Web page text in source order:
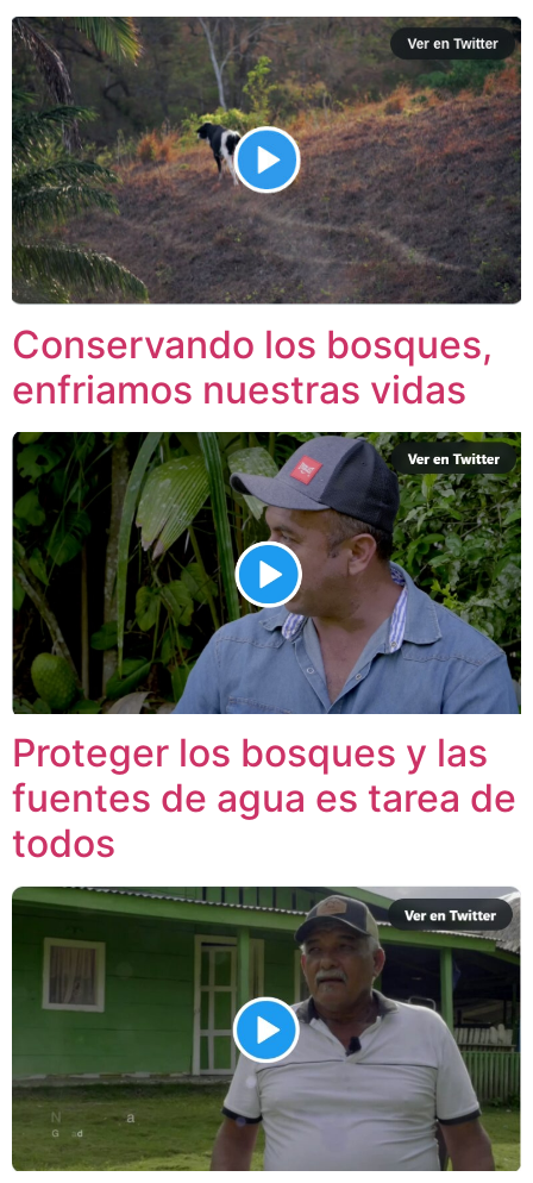
Conservando los bosques,
enfriamos nuestras vidas
Proteger los bosques y las
fuentes de agua es tarea de
todos